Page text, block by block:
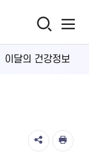
이달의 건강정보